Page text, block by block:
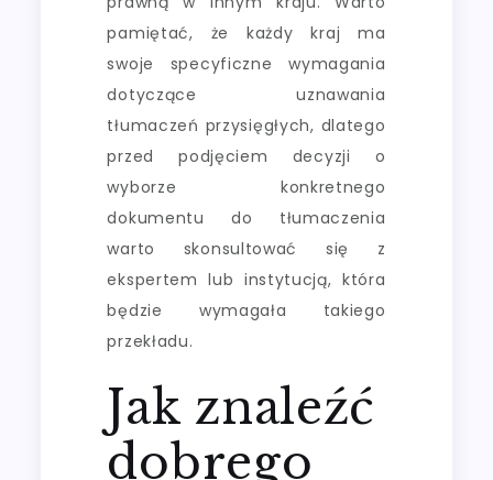
pamiętać, że każdy kraj ma
swoje specyficzne wymagania
dotyczące uznawania
tłumaczeń przysięgłych, dlatego
przed podjęciem decyzji o
wyborze konkretnego
dokumentu do tłumaczenia
warto skonsultować się z
ekspertem lub instytucją, która
będzie wymagała takiego
przekładu.
Jak znaleźć
dobrego